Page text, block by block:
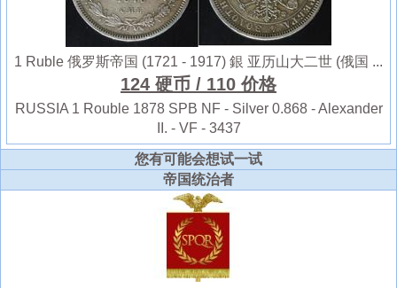
1 Ruble 俄罗斯帝国 (1721 - 1917) 銀 亚历山大二世 (俄国 ...
124 硬币 / 110 价格
RUSSIA 1 Rouble 1878 SPB NF - Silver 0.868 - Alexander
II. - VF - 3437
您有可能会想试一试
帝国统治者